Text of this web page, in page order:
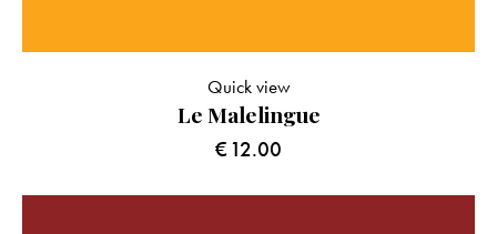
Le Malelingue
€12.00
Quick view